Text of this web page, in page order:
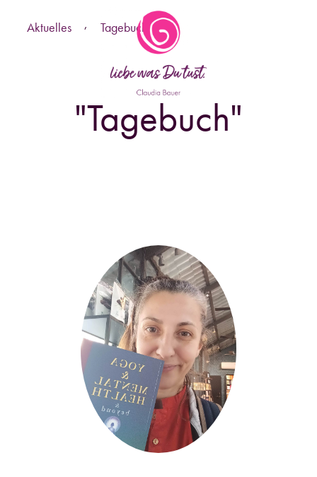
"Tagebuch"
Aktuelles , Tagebuch